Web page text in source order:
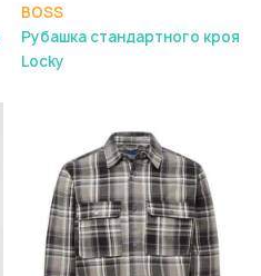
BOSS
Рубашка стандартного кроя
Locky